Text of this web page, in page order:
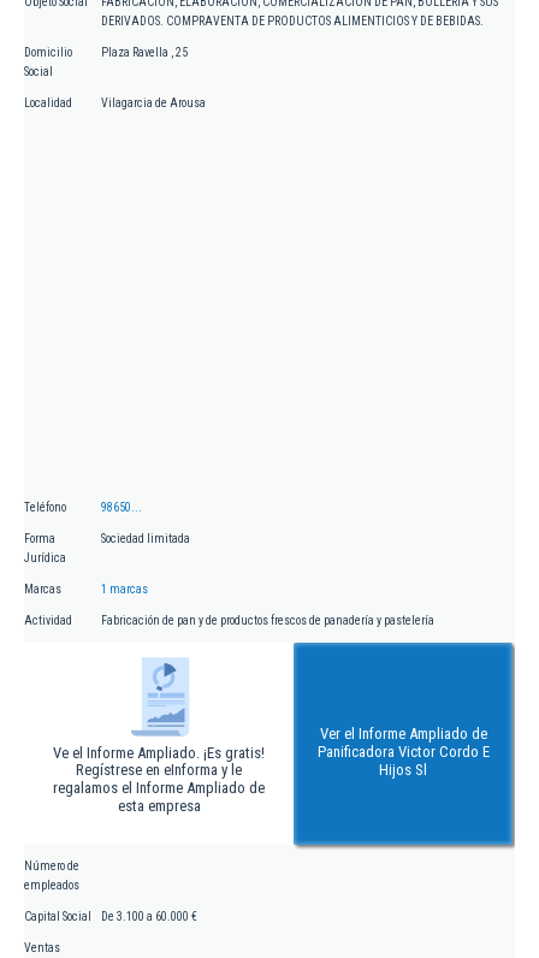
DERIVADOS. COMPRAVENTA DE PRODUCTOS ALIMENTICIOS Y DE BEBIDAS.
Domicilio
Social
Plaza Ravella , 25
Localidad Vilagarcia de Arousa
Teléfono 98650...
Forma
Jurídica
Sociedad limitada
Marcas 1 marcas
Actividad Fabricación de pan y de productos frescos de panadería y pastelería
Ve el Informe Ampliado. ¡Es gratis!
Regístrese en eInforma y le
regalamos el Informe Ampliado de
esta empresa
Ver el Informe Ampliado de
Panificadora Victor Cordo E
Hijos Sl
Número de
empleados
Capital Social De 3.100 a 60.000 €
Ventas